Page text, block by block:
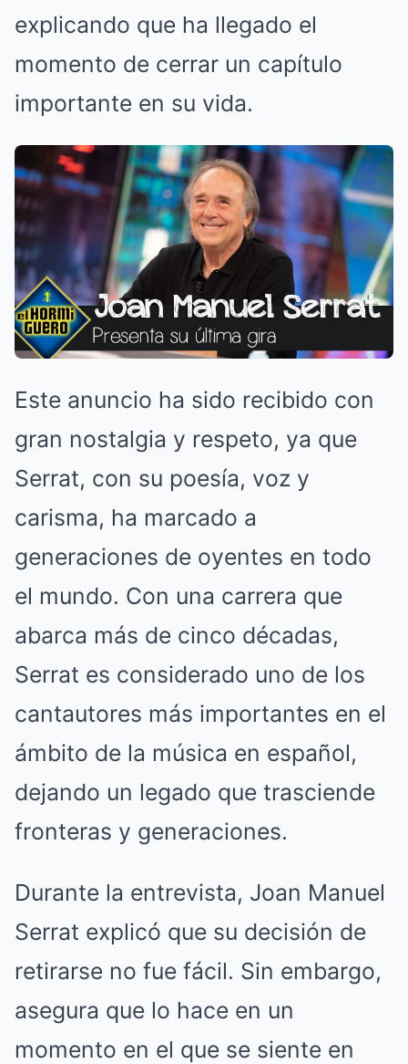
explicando que ha llegado el
momento de cerrar un capítulo
importante en su vida.
Este anuncio ha sido recibido con
gran nostalgia y respeto, ya que
Serrat, con su poesía, voz y
carisma, ha marcado a
generaciones de oyentes en todo
el mundo. Con una carrera que
abarca más de cinco décadas,
Serrat es considerado uno de los
cantautores más importantes en el
ámbito de la música en español,
dejando un legado que trasciende
fronteras y generaciones.
Durante la entrevista, Joan Manuel
Serrat explicó que su decisión de
retirarse no fue fácil. Sin embargo,
asegura que lo hace en un
momento en el que se siente en